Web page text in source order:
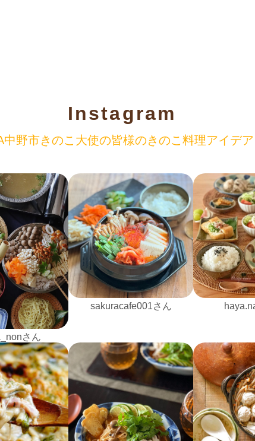
Instagram
中野市きのこ大使の皆様のきのこ料理アイデア
さん
sakuracafe001さん